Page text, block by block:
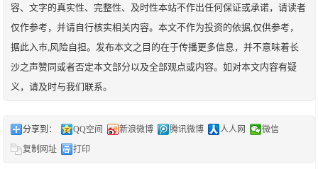
容、文字的真实性、完整性、及时性本站不作出任何保证或承诺，请读者
仅作参考，并请自行核实相关内容。本文不作为投资的依据,仅供参考，
据此入市,风险自担。发布本文之目的在于传播更多信息，并不意味着长
沙之声赞同或者否定本文部分以及全部观点或内容。如对本文内容有疑
义，请及时与我们联系。
分享到： QQ空间 新浪微博 腾讯微博 人人网
微信
复制网址
打印